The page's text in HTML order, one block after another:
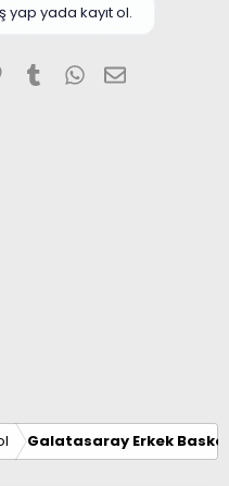
yap yada kayıt ol.
Pinterest
TumblrWhatsApp
E-posta
Galatasaray Erkek